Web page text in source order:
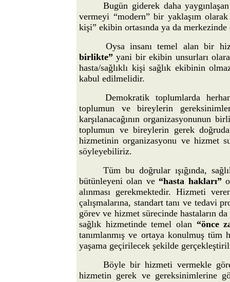
Bugün giderek daha
vermeyi “modern” bir yaklaşım
kişi” ekibin ortasında ya da
Oysa insanı temel alan bir
birlikte” yani bir ekibin unsurları
hasta/sağlıklı kişi sağlık ekibinin
kabul edilmelidir.
Demokratik toplumlarda
toplumun ve bireylerin
karşılanacağının organizasyonunun
toplumun ve bireylerin gerek
hizmetinin organizasyonu ve hizmet
söyleyebiliriz.
Tüm bu doğrular ışığında,
bütünleyeni olan ve “hasta hakları”
alınması gerekmektedir. Hizmeti
çalışmalarına, standart tanı ve tedavi
görev ve hizmet sürecinde hastaların
sağlık hizmetinde temel olan “önce
tanımlanmış ve ortaya konulmuş tüm
yaşama geçirilecek şekilde
Böyle bir hizmeti vermekle
hizmetin gerek ve gereksinimlerine